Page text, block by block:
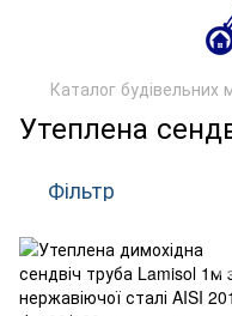
Каталог будівельних
Утеплена
Фільтр